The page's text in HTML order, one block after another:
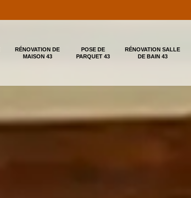
RÉNOVATION DE
MAISON 43
POSE DE
PARQUET 43
RÉNOVATION SALLE
DE BAIN 43